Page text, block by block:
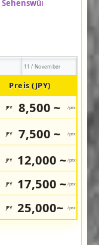
11 / November
Preis (JPY)
JPY 8,500 ~ /pax
JPY 7,500 ~ /pax
JPY 12,000 ~ /pax
JPY 17,500 ~ /pax
JPY 25,000~ /pax